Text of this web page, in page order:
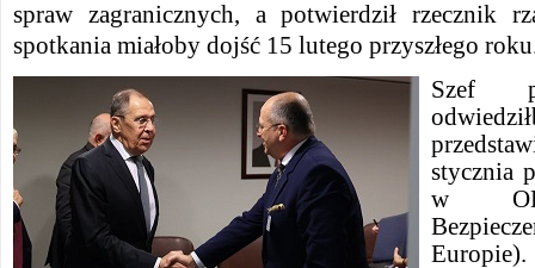
spraw zagranicznych, a potwierdził rzecznik
spotkania miałoby dojść 15 lutego przyszłego
Szef
stycznia
w
Europie).